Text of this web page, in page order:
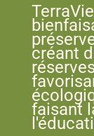
créant
faisant